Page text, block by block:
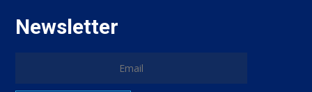
Newsletter